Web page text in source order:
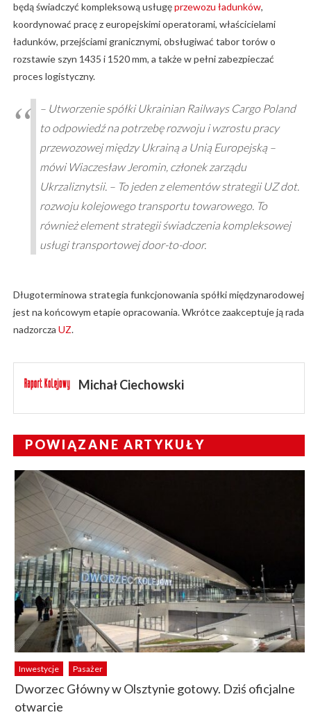
będą świadczyć kompleksową usługęprzewozu ładunków,
koordynować pracę z europejskimi operatorami, właścicielami
ładunków, przejściami granicznymi, obsługiwać tabor torów o
rozstawie szyn 1435 i 1520 mm, a także w pełni zabezpieczać
proces logistyczny.
– Utworzenie spółki Ukrainian Railways Cargo Poland
to odpowiedź na potrzebę rozwoju i wzrostu pracy
przewozowej między Ukrainą a Unią Europejską –
mówi Wiaczesław Jeromin, członek zarządu
Ukrzaliznytsii. – To jeden z elementów strategii UZ dot.
rozwoju kolejowego transportu towarowego. To
również element strategii świadczenia kompleksowej
usługi transportowej door-to-door.
Długoterminowa strategia funkcjonowania spółki międzynarodowej
jest na końcowym etapie opracowania. Wkrótce zaakceptuje ją rada
nadzorcza UZ.
Michał Ciechowski
POWIĄZANE ARTYKUŁY
Inwestycje Pasażer
Dworzec Główny w Olsztynie gotowy. Dziś oficjalne
otwarcie